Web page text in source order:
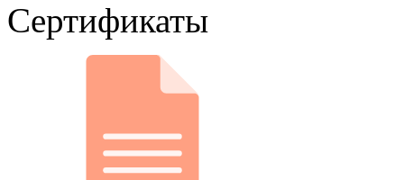
Сертификаты